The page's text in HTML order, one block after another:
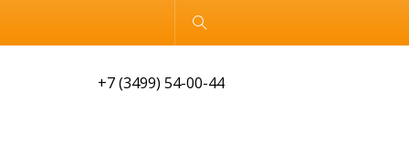
Обычная версия
+7 (3499) 54-00-44